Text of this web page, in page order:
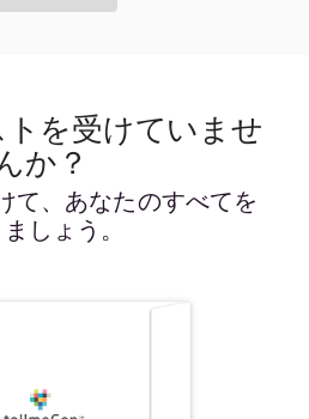
トを受けていませ
か？
て、あなたのすべてを
しょう。